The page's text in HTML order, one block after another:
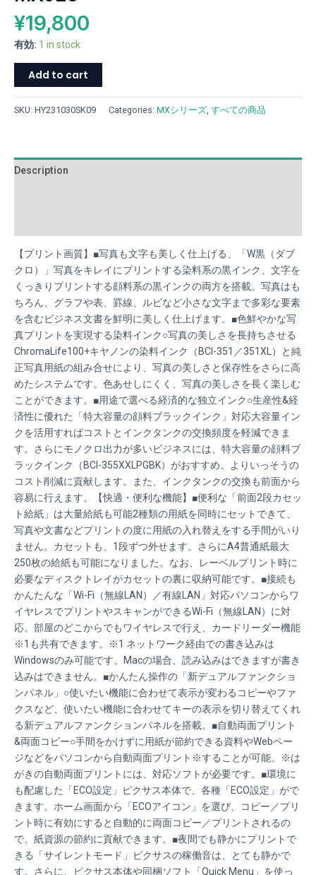
¥19,800
有効: 1 in stock
Add to cart
SKU: HY231030SK09 Categories: MXシリーズ すべての商品
Description
【プリント画質】■写真も文字も美しく仕上げる、「W黒（ダブ
クロ）」写真をキレイにプリントする染料系の黒インク、文字を
くっきりプリントする顔料系の黒インクの両方を搭載。写真はも
ちろん、グラフや表、罫線、ルビなど小さな文字まで多彩な要素
を含むビジネス文書を鮮明に美しく仕上げます。■色鮮やかな写
真プリントを実現する染料インク○写真の美しさを長持ちさせる
ChromaLife100+キヤノンの染料インク（BCI-351／351XL）と純
正写真用紙の組み合せにより、写真の美しさと保存性をさらに高
めたシステムです。色あせしにくく、写真の美しさを長く楽しむ
ことができます。■用途で選べる経済的な独立インク○生産性&経
済性に優れた「特大容量の顔料ブラックインク」対応大容量イン
クを活用すればコストとインクタンクの交換頻度を軽減できま
す。さらにモノクロ出力が多いビジネスには、特大容量の顔料ブ
ラックインク（BCI-355XXLPGBK）がおすすめ。よりいっそうの
コスト削減に貢献します。また、インクタンクの交換も前面から
容易に行えます。【快適・便利な機能】■便利な「前面2段カセッ
ト給紙」は大量給紙も可能2種類の用紙を同時にセットできて、
写真や文書などプリントの度に用紙の入れ替えをする手間がいり
ません。カセットも、1段ずつ外せます。さらにA4普通紙最大
250枚の給紙も可能になりました。なお、レーベルプリント時に
必要なディスクトレイがカセットの裏に収納可能です。■接続も
かんたんな「Wi-Fi（無線LAN）／有線LAN」対応パソコンからワ
イヤレスでプリントやスキャンができるWi-Fi（無線LAN）に対
応。部屋のどこからでもワイヤレスで行え、カードリーダー機能
※1も共有できます。※1 ネットワーク経由での書き込みは
Windowsのみ可能です。Macの場合、読み込みはできますが書き
込みはできません。■かんたん操作の「新デュアルファンクショ
ンパネル」○使いたい機能に合わせて表示が変わるコピーやファ
クスなど、使いたい機能に合わせてキーの表示を切り替えてくれ
る新デュアルファンクションパネルを搭載。■自動両面プリント
&両面コピー○手間をかけずに用紙が節約できる資料やWebペー
ジなどをパソコンから自動両面プリント※することが可能。※は
がきの自動両面プリントには、対応ソフトが必要です。■環境に
も配慮した「ECO設定」ピクサス本体で、各種「ECO設定」がで
きます。ホーム画面から「ECOアイコン」を選び、コピー／プリ
ント時に有効にすると自動的に両面コピー／プリントされるの
で、紙資源の節約に貢献できます。■夜間でも静かにプリントで
きる「サイレントモード」ピクサスの稼働音は、とても静かで
す。さらに、ピクサス本体や同梱ソフト「Quick Menu」を使っ